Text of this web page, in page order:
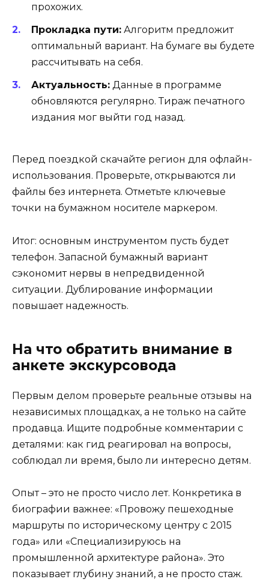
прохожих.
Прокладка пути: Алгоритм предложит
оптимальный вариант. На бумаге вы будете
рассчитывать на себя.
Актуальность: Данные в программе
обновляются регулярно. Тираж печатного
издания мог выйти год назад.
Перед поездкой скачайте регион для офлайн-
использования. Проверьте, открываются ли
файлы без интернета. Отметьте ключевые
точки на бумажном носителе маркером.
Итог: основным инструментом пусть будет
телефон. Запасной бумажный вариант
сэкономит нервы в непредвиденной
ситуации. Дублирование информации
повышает надежность.
На что обратить внимание в
анкете экскурсовода
Первым делом проверьте реальные отзывы на
независимых площадках, а не только на сайте
продавца. Ищите подробные комментарии с
деталями: как гид реагировал на вопросы,
соблюдал ли время, было ли интересно детям.
Опыт – это не просто число лет. Конкретика в
биографии важнее: «Провожу пешеходные
маршруты по историческому центру с 2015
года» или «Специализируюсь на
промышленной архитектуре района». Это
показывает глубину знаний, а не просто стаж.